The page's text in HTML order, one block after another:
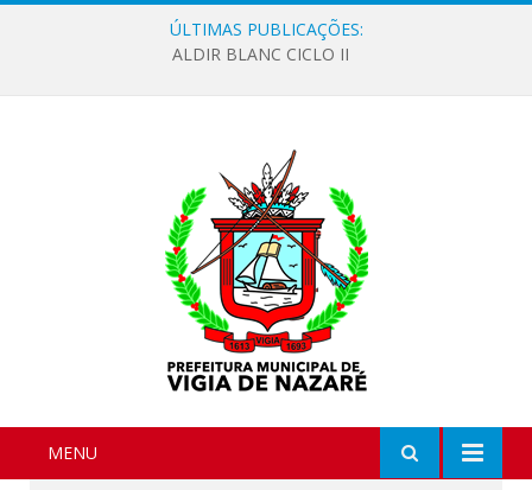
ÚLTIMAS PUBLICAÇÕES:
ALDIR BLANC CICLO II
MENU